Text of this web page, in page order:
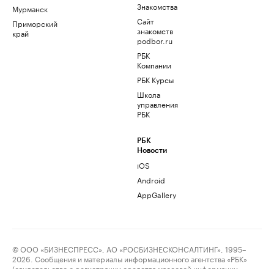
Мурманск
Приморский
край
Знакомства
Сайт
знакомств
podbor.ru
РБК
Компании
РБК Курсы
Школа
управления
РБК
РБК
Новости
iOS
Android
AppGallery
© ООО «БИЗНЕСПРЕСС», АО «РОСБИЗНЕСКОНСАЛТИНГ», 1995–
2026. Сообщения и материалы информационного агентства «РБК»